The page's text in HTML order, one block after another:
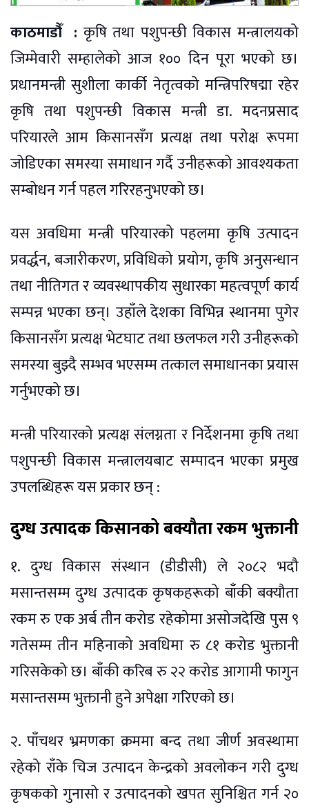
काठमाडौँ : कृषि तथा पशुपन्छी विकास मन्त्रालयको
जिम्मेवारी सम्हालेको आज १०० दिन पूरा भएको छ।
प्रधानमन्त्री सुशीला कार्की नेतृत्वको मन्त्रिपरिषद्मा रहेर
कृषि तथा पशुपन्छी विकास मन्त्री डा. मदनप्रसाद
परियारले आम किसानसँग प्रत्यक्ष तथा परोक्ष रूपमा
जोडिएका समस्या समाधान गर्दै उनीहरूको आवश्यकता
सम्बोधन गर्न पहल गरिरहनुभएको छ।
यस अवधिमा मन्त्री परियारको पहलमा कृषि उत्पादन
प्रवर्द्धन, बजारीकरण, प्रविधिको प्रयोग, कृषि अनुसन्धान
तथा नीतिगत र व्यवस्थापकीय सुधारका महत्वपूर्ण कार्य
सम्पन्न भएका छन्। उहाँले देशका विभिन्न स्थानमा पुगेर
किसानसँग प्रत्यक्ष भेटघाट तथा छलफल गरी उनीहरूको
समस्या बुझ्दै सम्भव भएसम्म तत्काल समाधानका प्रयास
गर्नुभएको छ।
मन्त्री परियारको प्रत्यक्ष संलग्नता र निर्देशनमा कृषि तथा
पशुपन्छी विकास मन्त्रालयबाट सम्पादन भएका प्रमुख
उपलब्धिहरू यस प्रकार छन् :
दुग्ध उत्पादक किसानको बक्यौता रकम भुक्तानी
१. दुग्ध विकास संस्थान (डीडीसी) ले २०८२ भदौ
मसान्तसम्म दुग्ध उत्पादक कृषकहरूको बाँकी बक्यौता
रकम रु एक अर्ब तीन करोड रहेकोमा असोजदेखि पुस ९
गतेसम्म तीन महिनाको अवधिमा रु ८१ करोड भुक्तानी
गरिसकेको छ। बाँकी करिब रु २२ करोड आगामी फागुन
मसान्तसम्म भुक्तानी हुने अपेक्षा गरिएको छ।
२. पाँचथर भ्रमणका क्रममा बन्द तथा जीर्ण अवस्थामा
रहेको राँके चिज उत्पादन केन्द्रको अवलोकन गरी दुग्ध
कृषकको गुनासो र उत्पादनको खपत सुनिश्चित गर्न २०